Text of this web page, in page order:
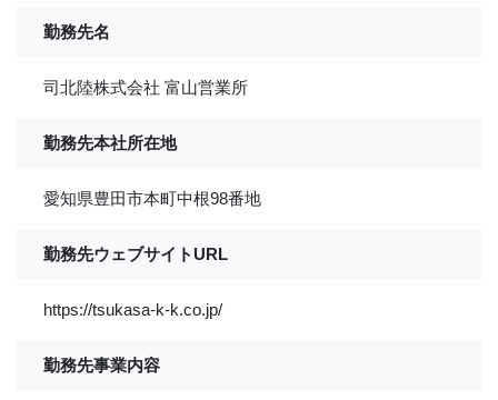
勤務先名
司北陸株式会社 富山営業所
勤務先本社所在地
愛知県豊田市本町中根98番地
勤務先ウェブサイトURL
https://tsukasa-k-k.co.jp/
勤務先事業内容